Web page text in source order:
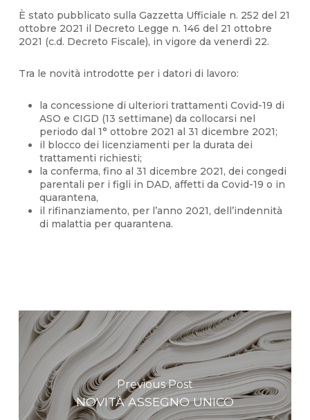
È stato pubblicato sulla Gazzetta Ufficiale n. 252 del 21
ottobre 2021 il Decreto Legge n. 146 del 21 ottobre
2021 (c.d. Decreto Fiscale), in vigore da venerdì 22.
Tra le novità introdotte per i datori di lavoro:
la concessione di ulteriori trattamenti Covid-19 di
ASO e CIGD (13 settimane) da collocarsi nel
periodo dal 1° ottobre 2021 al 31 dicembre 2021;
il blocco dei licenziamenti per la durata dei
trattamenti richiesti;
la conferma, fino al 31 dicembre 2021, dei congedi
parentali per i figli in DAD, affetti da Covid-19 o in
quarantena,
il rifinanziamento, per l’anno 2021, dell’indennità
di malattia per quarantena.
Previous Post
NOVITÀ ASSEGNO UNICO